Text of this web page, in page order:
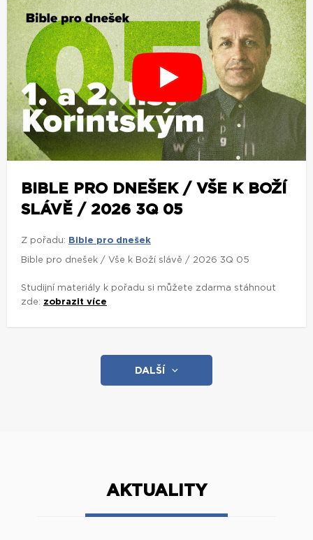
BIBLE PRO DNEŠEK / VŠE K BOŽÍ
SLÁVĚ / 2026 3Q 05
Z pořadu: Bible pro dnešek
Bible pro dnešek / Vše k Boží slávě / 2026 3Q 05
Studijní materiály k pořadu si můžete zdarma stáhnout
zde: zobrazit více
DALŠÍ
AKTUALITY